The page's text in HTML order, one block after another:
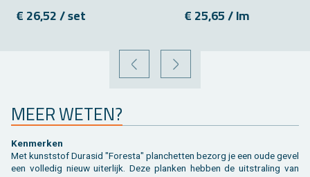
€ 26,52 / set € 25,65 / lm
VORIGE VOLGENDE
MEER WETEN?
Ken­mer­ken
Met kunst­stof Du­ra­s­id "Fo­res­ta" plan­chet­ten be­zorg je een oude gevel
een vol­le­dig nieuw ui­ter­lijk. Deze plan­ken heb­ben de uit­stra­ling van